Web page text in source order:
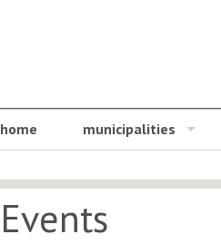
home municipalities
Events